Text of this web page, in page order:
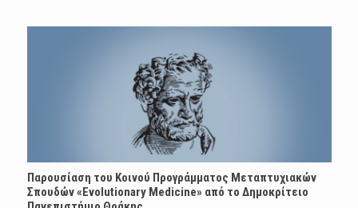
Παρουσίαση του Κοινού Προγράμματος Μεταπτυχιακών
Σπουδών «Evolutionary Medicine» από το Δημοκρίτειο